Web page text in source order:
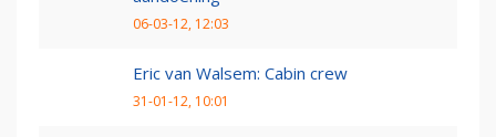
06-03-12, 12:03
Eric van Walsem: Cabin crew
31-01-12, 10:01